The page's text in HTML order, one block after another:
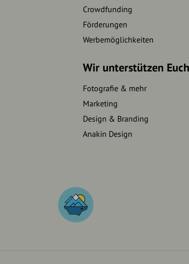
Crowdfunding
Förderungen
Werbemöglichkeiten
Wir unterstützen Euch
Fotografie & mehr
Marketing
Design & Branding
Anakin Design